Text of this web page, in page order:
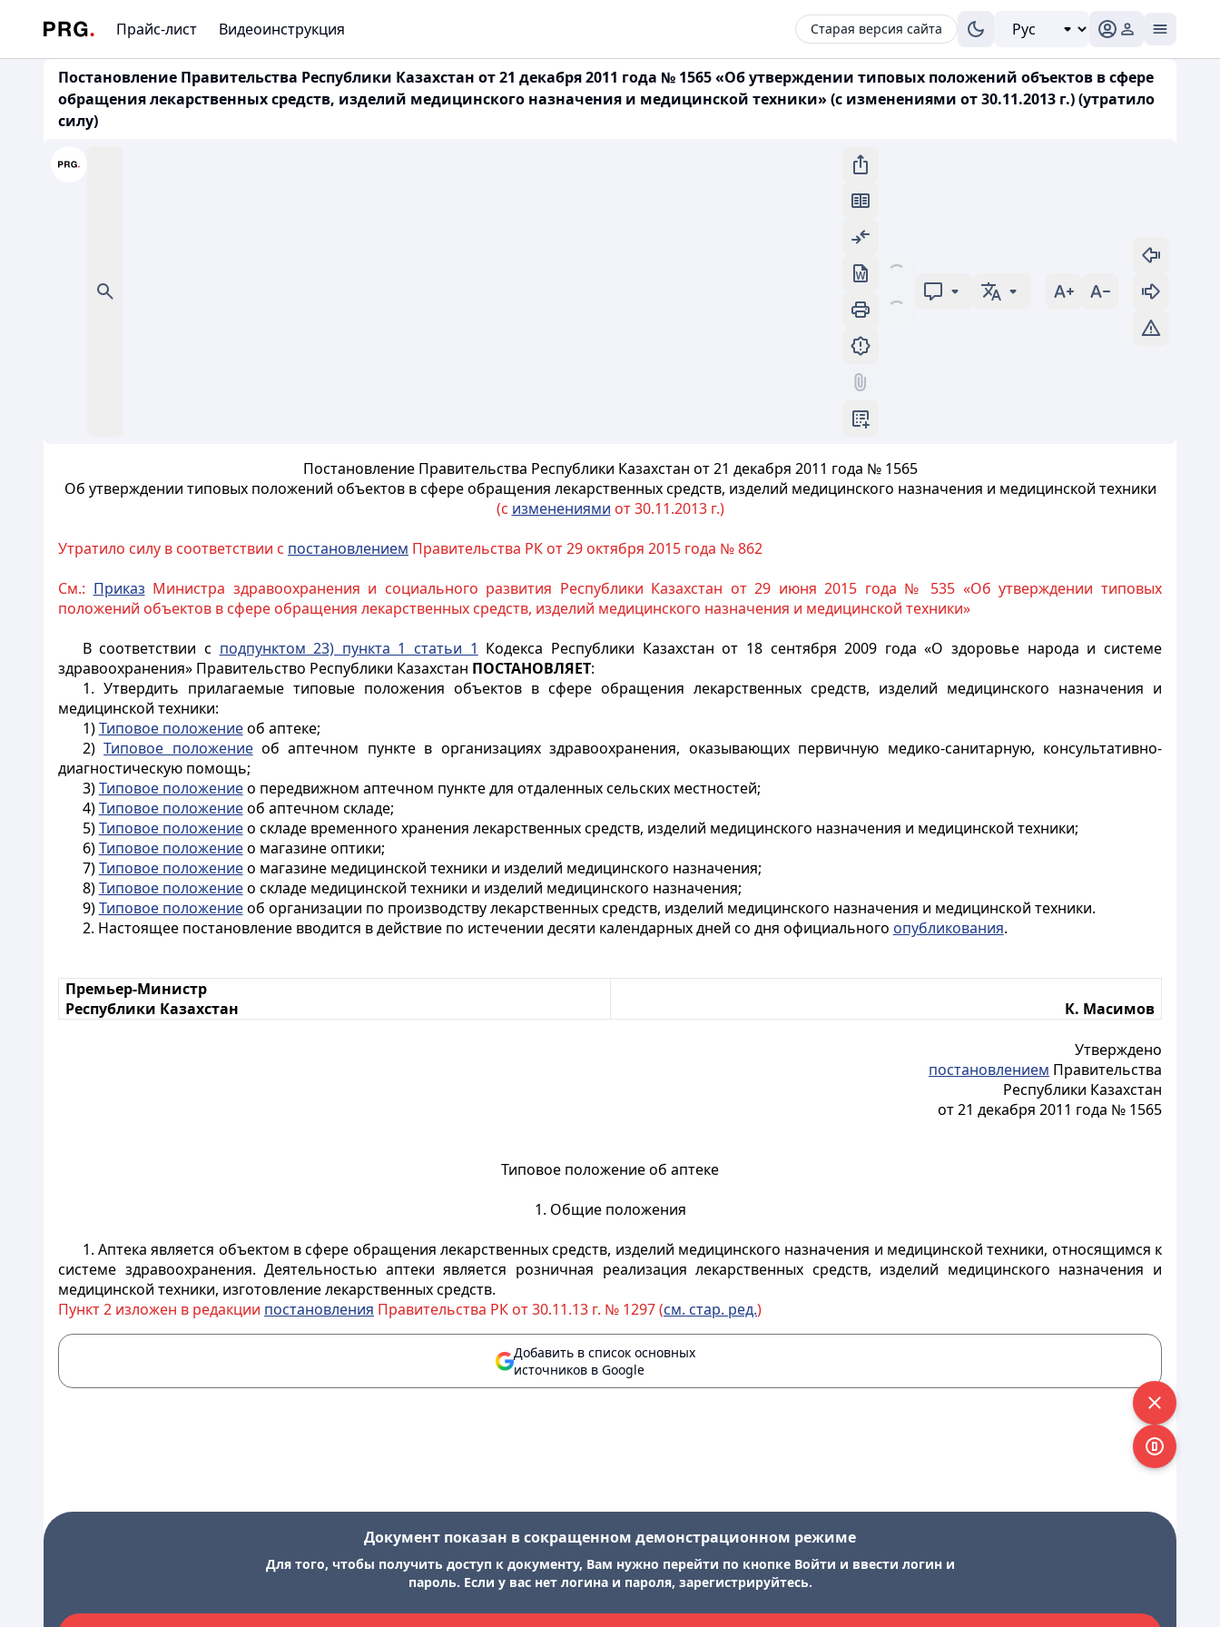
Прайс-лист Видеоинструкция Старая версия сайта
Постановление Правительства Республики Казахстан от 21 декабря 2011 года № 1565 «Об утверждении типовых положений объектов в сфере
обращения лекарственных средств, изделий медицинского назначения и медицинской техники» (с изменениями от 30.11.2013 г.) (утратило
силу)
Постановление Правительства Республики Казахстан от 21 декабря 2011 года № 1565
Об утверждении типовых положений объектов в сфере обращения лекарственных средств, изделий медицинского назначения и медицинской техники
(с изменениями от 30.11.2013 г.)
Утратило силу в соответствии с постановлением Правительства РК от 29 октября 2015 года № 862
См.: Приказ Министра здравоохранения и социального развития Республики Казахстан от 29 июня 2015 года № 535 «Об утверждении типовых
положений объектов в сфере обращения лекарственных средств, изделий медицинского назначения и медицинской техники»
В соответствии с подпунктом 23) пункта 1 статьи 1 Кодекса Республики Казахстан от 18 сентября 2009 года «О здоровье народа и системе
здравоохранения» Правительство Республики Казахстан ПОСТАНОВЛЯЕТ:
1. Утвердить прилагаемые типовые положения объектов в сфере обращения лекарственных средств, изделий медицинского назначения и
медицинской техники:
1)Типовое положениеоб аптеке;
2)Типовое положениеоб аптечном пункте в организациях здравоохранения, оказывающих первичную медико-санитарную, консультативно-
диагностическую помощь;
3)Типовое положениео передвижном аптечном пункте для отдаленных сельских местностей;
4)Типовое положениеоб аптечном складе;
5)Типовое положениео складе временного хранения лекарственных средств, изделий медицинского назначения и медицинской техники;
6)Типовое положениео магазине оптики;
7)Типовое положениео магазине медицинской техники и изделий медицинского назначения;
8)Типовое положениео складе медицинской техники и изделий медицинского назначения;
9)Типовое положениеоб организации по производству лекарственных средств, изделий медицинского назначения и медицинской техники.
2. Настоящее постановление вводится в действие по истечении десяти календарных дней со дня официального опубликования.
Премьер-Министр
Республики Казахстан
К. Масимов
Утверждено
постановлением Правительства
Республики Казахстан
от 21 декабря 2011 года № 1565
Типовое положение об аптеке
1. Общие положения
1. Аптека является объектом в сфере обращения лекарственных средств, изделий медицинского назначения и медицинской техники, относящимся к
системе здравоохранения. Деятельностью аптеки является розничная реализация лекарственных средств, изделий медицинского назначения и
медицинской техники, изготовление лекарственных средств.
Пункт 2 изложен в редакции постановления Правительства РК от 30.11.13 г. № 1297 (см. стар. ред.)
Добавить в список основных
источников в Google
Документ показан в сокращенном демонстрационном режиме
Для того, чтобы получить доступ к документу, Вам нужно перейти по кнопке Войти и ввести логин и
пароль. Если у вас нет логина и пароля, зарегистрируйтесь.